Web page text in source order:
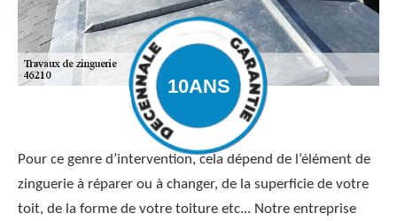
Pour ce genre d’intervention, cela dépend de l’élément de
zinguerie à réparer ou à changer, de la superficie de votre
toit, de la forme de votre toiture etc... Notre entreprise